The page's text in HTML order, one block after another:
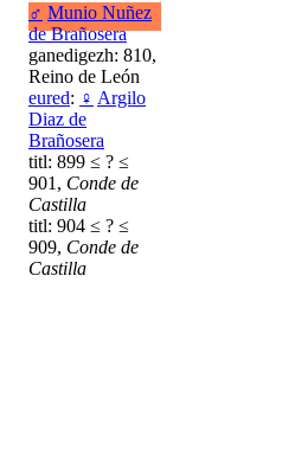
♂ Munio Nuñez
de Brañosera
ganedigezh: 810,
Reino de León
eured: ♀ Argilo
Diaz de
Brañosera
titl: 899 ≤ ? ≤
901, Conde de
Castilla
titl: 904 ≤ ? ≤
909, Conde de
Castilla